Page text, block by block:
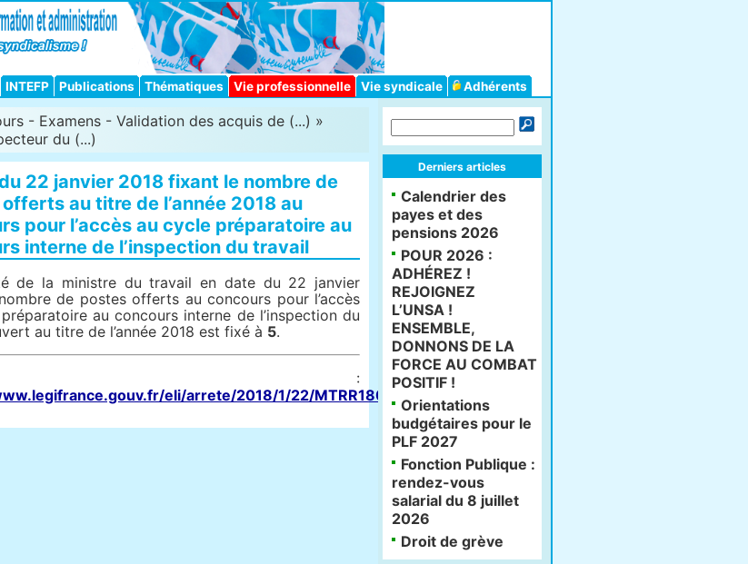
INTEFP Publications Thématiques Vie professionnelle Vie syndicale Adhérents
- Examens - Validation des acquis de (...) »
du (...)
22 janvier 2018 fixant le nombre de
au titre de l’année 2018 au
pour l’accès au cycle préparatoire au
interne de l’inspection du travail
de la ministre du travail en date du 22 janvier
de postes offerts au concours pour l’accès
au concours interne de l’inspection du
au titre de l’année 2018 est fixé à 5.
:
eli/arrete/2018/1/22/MTRR1801930A/jo/texte
Derniers articles
Calendrier des
payes et des
pensions 2026
POUR 2026 :
ADHÉREZ !
REJOIGNEZ
L’UNSA !
ENSEMBLE,
DONNONS DE LA
FORCE AU COMBAT
POSITIF !
Orientations
budgétaires pour le
PLF 2027
Fonction Publique :
rendez-vous
salarial du 8 juillet
2026
Droit de grève